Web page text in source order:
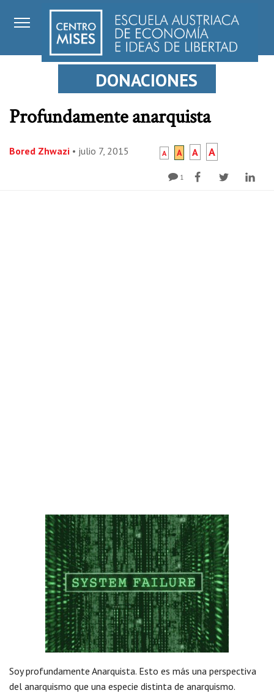
DONACIONES
Profundamente anarquista
Bored Zhwazi • julio 7, 2015 A A A A
1
Soy profundamente Anarquista. Esto es más una perspectiva
del anarquismo que una especie distinta de anarquismo.